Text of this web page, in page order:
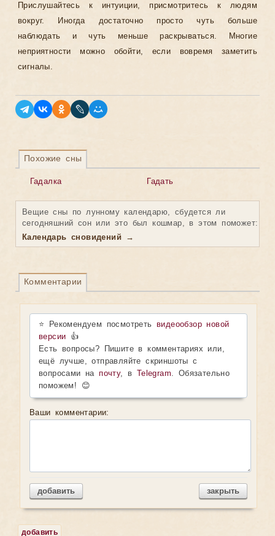
Прислушайтесь к интуиции, присмотритесь к людям
вокруг. Иногда достаточно просто чуть больше
наблюдать и чуть меньше раскрываться. Многие
неприятности можно обойти, если вовремя заметить
сигналы.
Похожие сны
Гадалка Гадать
Вещие сны по лунному календарю, сбудется ли
сегодняшний сон или это был кошмар, в этом поможет:
Календарь сновидений →
Комментарии
⭐ Рекомендуем посмотретьвидеообзор новой
версии 👍
Есть вопросы? Пишите в комментариях или,
ещё лучше, отправляйте скриншоты с
вопросами напочту, в Telegram. Обязательно
поможем! 😊
Ваши комментарии:
добавить закрыть
добавить